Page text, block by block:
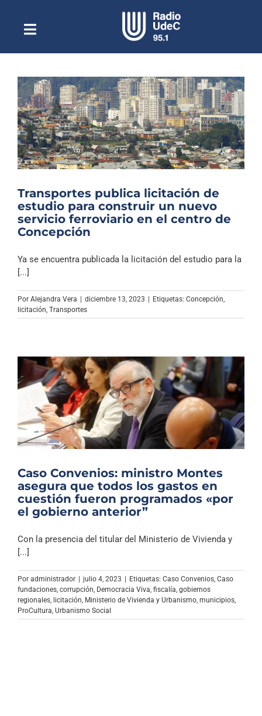
contenidoToggle
NavigationEscuchar Radio UdeC en vivo
Quiénes Somos
Programación
Podcast
Noticias
Columnas
Música Clásica
Transportes publica licitación de
estudio para construir un nuevo
servicio ferroviario en el centro de
Concepción
Ya se encuentra publicada la licitación del estudio para la
[...]
Por Alejandra Vera | diciembre 13, 2023 | Etiquetas: Concepción
licitación Transportes
Caso Convenios: ministro Montes
asegura que todos los gastos en
cuestión fueron programados «por
el gobierno anterior”
Con la presencia del titular del Ministerio de Vivienda y
[...]
Por administrador | julio 4, 2023 | Etiquetas: Caso Convenios Caso
fundaciones corrupción Democracia Viva fiscalía gobiernos
regionales licitación Ministerio de Vivienda y Urbanismo municipios
ProCultura Urbanismo Social